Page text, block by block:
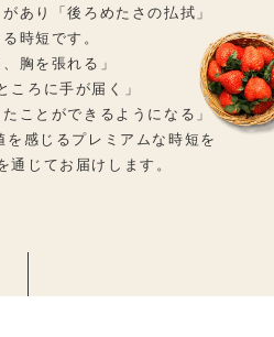
あり「後ろめたさの払拭」
時短です。
、胸を張れる」
ころに手が届く」
たことができるようになる」
感じるプレミアムな時短を
通じてお届けします。